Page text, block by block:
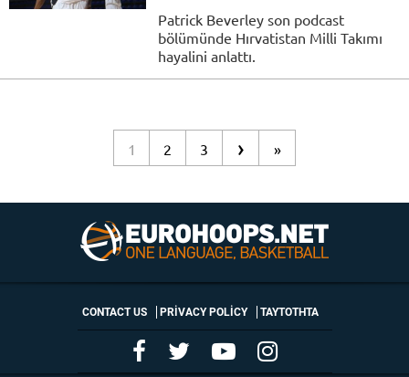
Patrick Beverley son podcast
bölümünde Hırvatistan Milli Takımı
hayalini anlattı.
1 2 3 › »
CONTACT US PRIVACY POLICY ΤΑΥΤΟΤΗΤΑ